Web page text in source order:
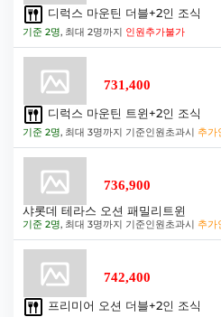
디럭스 마운틴 더블+2인 조식
기준 2명, 최대 2명까지 인원추가불가
731,400
디럭스 마운틴 트윈+2인 조식
기준 2명, 최대 3명까지 기준인원초과시 추가
736,900
샤롯데 테라스 오션 패밀리트윈
기준 2명, 최대 3명까지 기준인원초과시 추가
742,400
프리미어 오션 더블+2인 조식